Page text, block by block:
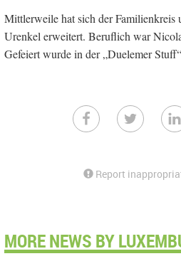
Mittlerweile hat sich der Familienkreis
Urenkel erweitert. Beruflich war
Gefeiert wurde in der „Duelemer
Report
MORE NEWS BY